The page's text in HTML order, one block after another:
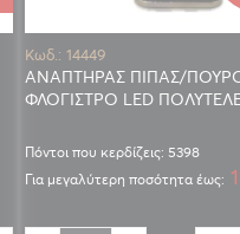
Κωδ.: 14449
ΑΝΑΠΤΗΡΑΣ ΠΙΠΑΣ/
ΦΛΟΓΙΣΤΡΟ LED
Πόντοι που κερδίζεις: 5398
Για μεγαλύτερη ποσότητα έως: